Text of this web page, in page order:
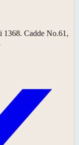
1368. Cadde No.61,